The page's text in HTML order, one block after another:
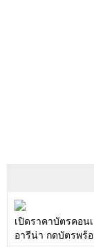
เปิดราคาบัตรคอน
อารีน่า กดบัตรพร้